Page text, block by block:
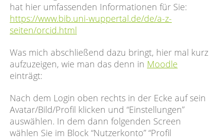
hat hier umfassenden Informationen für Sie:
https://www.bib.uni-wuppertal.de/de/a-z-
seiten/orcid.html
Was mich abschließend dazu bringt, hier mal kurz
aufzuzeigen, wie man das denn in Moodle
einträgt:
Nach dem Login oben rechts in der Ecke auf sein
Avatar/Bild/Profil klicken und “Einstellungen”
auswählen. In dem dann folgenden Screen
wählen Sie im Block “Nutzerkonto” “Profil